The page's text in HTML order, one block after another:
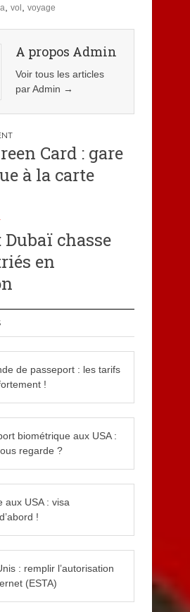
vol voyage
A propos Admin
Voir tous les articles
par Admin →
Card : gare
à la carte
chasse
en
de passeport : les tarifs
!
biométrique aux USA :
regarde ?
aux USA : visa
!
: remplir l’autorisation
(ESTA)